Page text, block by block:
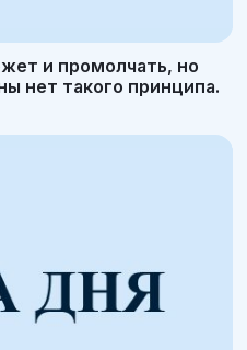
и промолчать, но
нет такого принципа.